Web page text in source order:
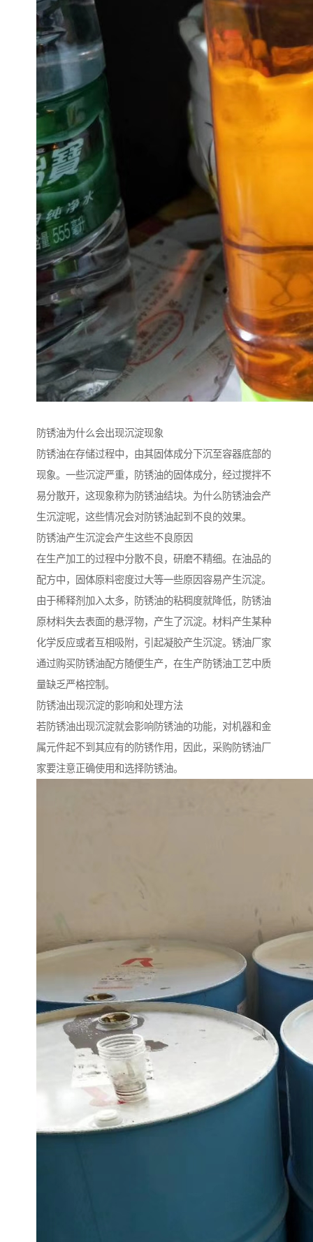
防锈油为什么会出现沉淀现象
防锈油在存储过程中，由其固体成分下沉至容器底部的
现象。一些沉淀严重，防锈油的固体成分，经过搅拌不
易分散开，这现象称为防锈油结块。为什么防锈油会产
生沉淀呢，这些情况会对防锈油起到不良的效果。
防锈油产生沉淀会产生这些不良原因
在生产加工的过程中分散不良，研磨不精细。在油品的
配方中，固体原料密度过大等一些原因容易产生沉淀。
由于稀释剂加入太多，防锈油的粘稠度就降低，防锈油
原材料失去表面的悬浮物，产生了沉淀。材料产生某种
化学反应或者互相吸附，引起凝胶产生沉淀。锈油厂家
通过购买防锈油配方随便生产，在生产防锈油工艺中质
量缺乏严格控制。
防锈油出现沉淀的影响和处理方法
若防锈油出现沉淀就会影响防锈油的功能，对机器和金
属元件起不到其应有的防锈作用，因此，采购防锈油厂
家要注意正确使用和选择防锈油。